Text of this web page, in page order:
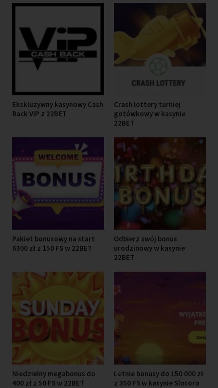
Ekskluzywny kasynowy Cash
Back VIP z 22BET
Crash lottery turniej
gotówkowy w kasynie
22BET
Pakiet bonusowy na start
6300 zł z 150 FS w 22BET
Odbierz swój bonus
urodzinowy w kasynie
22BET
Niedzielny megabonus do
400 zł z 50 FS w 22BET
Letnie bonusy do 150 000 zł
z 350 FS w kasynie Slotoro